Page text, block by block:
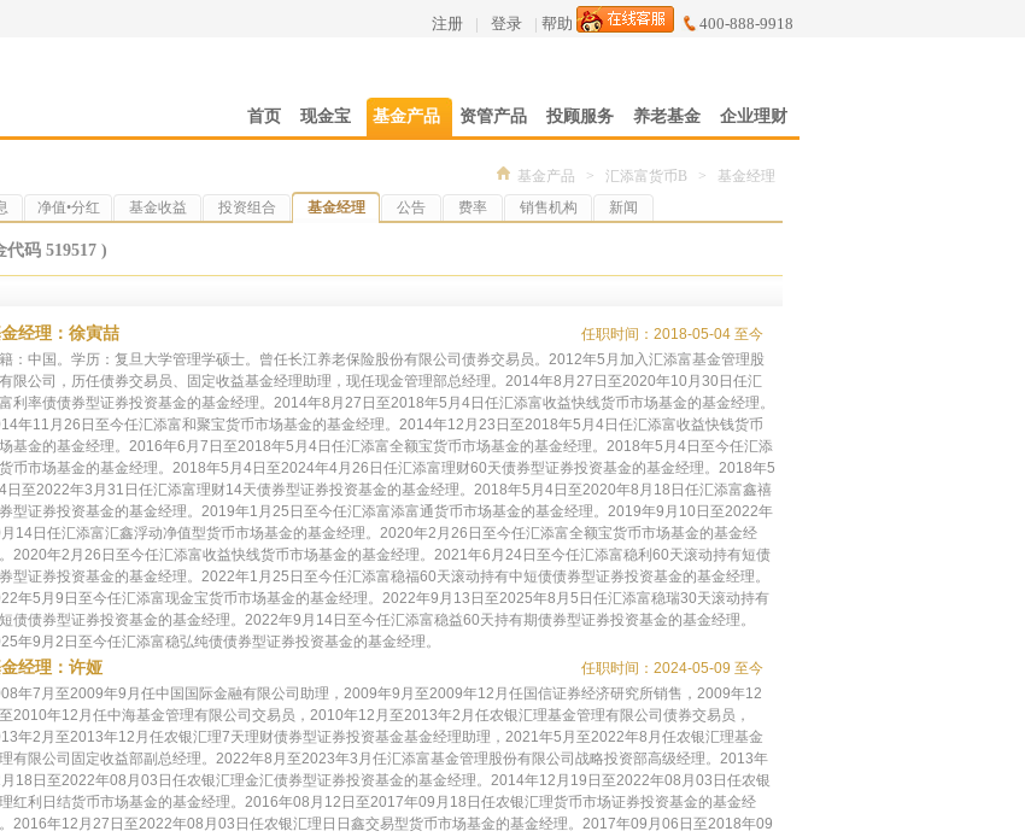
注册 | 登录 | 帮助 400-888-9918
首页 现金宝 基金产品 资管产品 投顾服务 养老基金 企业理财
基金产品 > 汇添富货币B > 基金经理
净值•分红 基金收益 投资组合 基金经理 公告 费率 销售机构 新闻
代码 519517 )
经理：徐寅喆 任职时间：2018-05-04 至今
：中国。学历：复旦大学管理学硕士。曾任长江养老保险股份有限公司债券交易员。2012年5月加入汇添富基金管理股
限公司，历任债券交易员、固定收益基金经理助理，现任现金管理部总经理。2014年8月27日至2020年10月30日任汇
利率债债券型证券投资基金的基金经理。2014年8月27日至2018年5月4日任汇添富收益快线货币市场基金的基金经理。
年11月26日至今任汇添富和聚宝货币市场基金的基金经理。2014年12月23日至2018年5月4日任汇添富收益快钱货币
基金的基金经理。2016年6月7日至2018年5月4日任汇添富全额宝货币市场基金的基金经理。2018年5月4日至今任汇添
币市场基金的基金经理。2018年5月4日至2024年4月26日任汇添富理财60天债券型证券投资基金的基金经理。2018年5
4日至2022年3月31日任汇添富理财14天债券型证券投资基金的基金经理。2018年5月4日至2020年8月18日任汇添富鑫禧
型证券投资基金的基金经理。2019年1月25日至今任汇添富添富通货币市场基金的基金经理。2019年9月10日至2022年
14日任汇添富汇鑫浮动净值型货币市场基金的基金经理。2020年2月26日至今任汇添富全额宝货币市场基金的基金经
2020年2月26日至今任汇添富收益快线货币市场基金的基金经理。2021年6月24日至今任汇添富稳利60天滚动持有短债
型证券投资基金的基金经理。2022年1月25日至今任汇添富稳福60天滚动持有中短债债券型证券投资基金的基金经理。
年5月9日至今任汇添富现金宝货币市场基金的基金经理。2022年9月13日至2025年8月5日任汇添富稳瑞30天滚动持有
债债券型证券投资基金的基金经理。2022年9月14日至今任汇添富稳益60天持有期债券型证券投资基金的基金经理。
年9月2日至今任汇添富稳弘纯债债券型证券投资基金的基金经理。
经理：许娅 任职时间：2024-05-09 至今
年7月至2009年9月任中国国际金融有限公司助理，2009年9月至2009年12月任国信证券经济研究所销售，2009年12
至2010年12月任中海基金管理有限公司交易员，2010年12月至2013年2月任农银汇理基金管理有限公司债券交易员，
年2月至2013年12月任农银汇理7天理财债券型证券投资基金基金经理助理，2021年5月至2022年8月任农银汇理基金
有限公司固定收益部副总经理。2022年8月至2023年3月任汇添富基金管理股份有限公司战略投资部高级经理。2013年
18日至2022年08月03日任农银汇理金汇债券型证券投资基金的基金经理。2014年12月19日至2022年08月03日任农银
红利日结货币市场基金的基金经理。2016年08月12日至2017年09月18日任农银汇理货币市场证券投资基金的基金经
2016年12月27日至2022年08月03日任农银汇理日日鑫交易型货币市场基金的基金经理。2017年09月06日至2018年09